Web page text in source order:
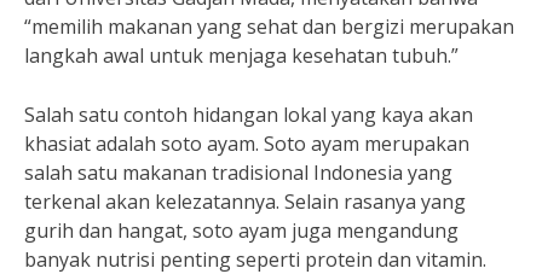
“memilih makanan yang sehat dan bergizi merupakan
langkah awal untuk menjaga kesehatan tubuh.”
Salah satu contoh hidangan lokal yang kaya akan
khasiat adalah soto ayam. Soto ayam merupakan
salah satu makanan tradisional Indonesia yang
terkenal akan kelezatannya. Selain rasanya yang
gurih dan hangat, soto ayam juga mengandung
banyak nutrisi penting seperti protein dan vitamin.